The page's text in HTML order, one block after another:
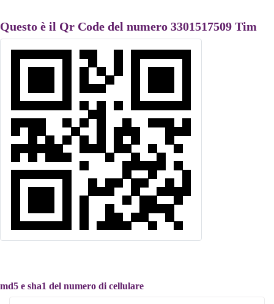
Questo è il Qr Code del numero 3301517509 Tim
md5 e sha1 del numero di cellulare